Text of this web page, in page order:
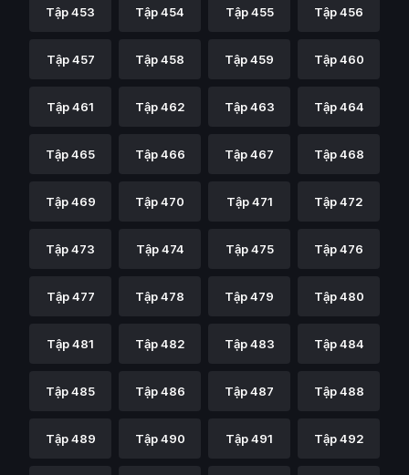
Tập 453 Tập 454 Tập 455 Tập 456
Tập 457 Tập 458 Tập 459 Tập 460
Tập 461 Tập 462 Tập 463 Tập 464
Tập 465 Tập 466 Tập 467 Tập 468
Tập 469 Tập 470 Tập 471 Tập 472
Tập 473 Tập 474 Tập 475 Tập 476
Tập 477 Tập 478 Tập 479 Tập 480
Tập 481 Tập 482 Tập 483 Tập 484
Tập 485 Tập 486 Tập 487 Tập 488
Tập 489 Tập 490 Tập 491 Tập 492